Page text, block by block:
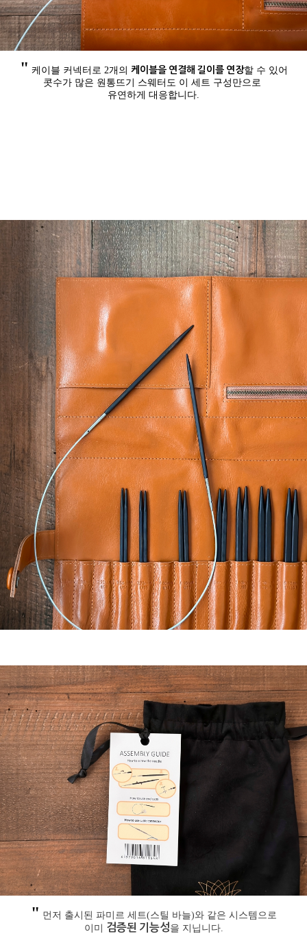
" 케이블 커넥터로 2개의 케이블을 연결해 길이를 연장할 수 있어
콧수가 많은 원통뜨기 스웨터도 이 세트 구성만으로
유연하게 대응합니다.
" 먼저 출시된 파미르 세트(스틸 바늘)와 같은 시스템으로
이미 검증된 기능성을 지닙니다.